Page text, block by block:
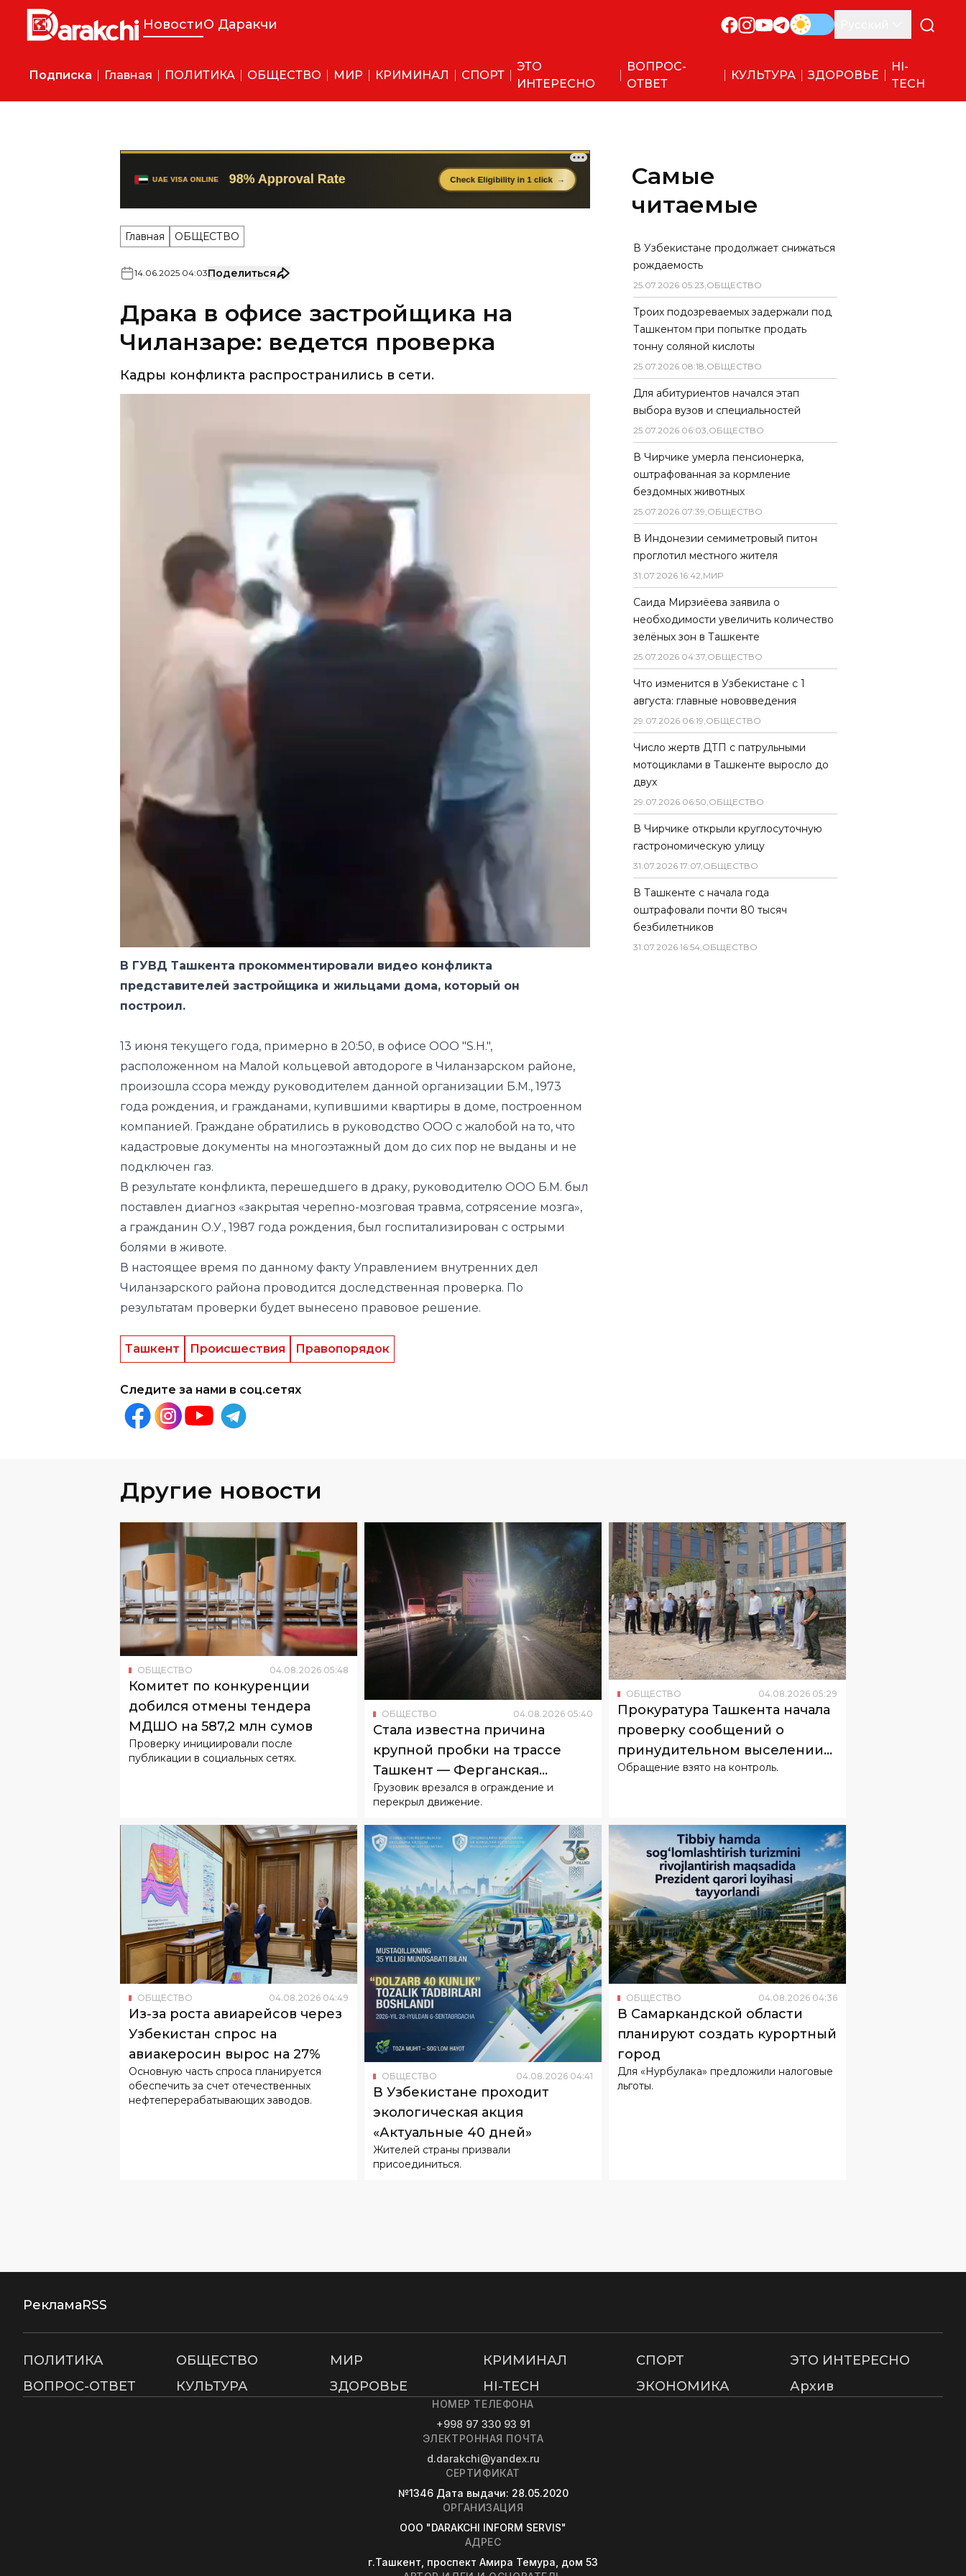
НовостиО Даракчи
Подписка Главная ПОЛИТИКА ОБЩЕСТВО МИР КРИМИНАЛ СПОРТ
ЭТО
ИНТЕРЕСНО
ВОПРОС-
ОТВЕТ
КУЛЬТУРА ЗДОРОВЬЕ
HI-
TECH
Главная ОБЩЕСТВО
Драка в офисе застройщика на
Чиланзаре: ведется проверка
Кадры конфликта распространились в сети.
В ГУВД Ташкента прокомментировали видео конфликта
представителей застройщика и жильцами дома, который он
построил.
13 июня текущего года, примерно в 20:50, в офисе ООО "S.H.",
расположенном на Малой кольцевой автодороге в Чиланзарском районе,
года рождения, и гражданами, купившими квартиры в доме, построенном
компанией. Граждане обратились в руководство ООО с жалобой на то, что
кадастровые документы на многоэтажный дом до сих пор не выданы и не
подключен газ.
В результате конфликта, перешедшего в драку, руководителю ООО Б.М. был
поставлен диагноз «закрытая черепно-мозговая травма, сотрясение мозга»,
а гражданин О.У., 1987 года рождения, был госпитализирован с острыми
болями в животе.
В настоящее время по данному факту Управлением внутренних дел
Чиланзарского района проводится доследственная проверка. По
результатам проверки будет вынесено правовое решение.
Ташкент Происшествия Правопорядок
Самые
читаемые
В Узбекистане продолжает снижаться
рождаемость
25.07.2026 05:23,ОБЩЕСТВО
Троих подозреваемых задержали под
Ташкентом при попытке продать
тонну соляной кислоты
25.07.2026 08:18,ОБЩЕСТВО
Для абитуриентов начался этап
выбора вузов и специальностей
25.07.2026 06:03,ОБЩЕСТВО
В Чирчике умерла пенсионерка,
оштрафованная за кормление
бездомных животных
25.07.2026 07:39,ОБЩЕСТВО
В Индонезии семиметровый питон
проглотил местного жителя
31.07.2026 16:42,МИР
Саида Мирзиёева заявила о
необходимости увеличить количество
зелёных зон в Ташкенте
25.07.2026 04:37,ОБЩЕСТВО
Что изменится в Узбекистане с 1
августа: главные нововведения
29.07.2026 06:19,ОБЩЕСТВО
Число жертв ДТП с патрульными
мотоциклами в Ташкенте выросло до
двух
29.07.2026 06:50,ОБЩЕСТВО
В Чирчике открыли круглосуточную
гастрономическую улицу
31.07.2026 17:07,ОБЩЕСТВО
В Ташкенте с начала года
оштрафовали почти 80 тысяч
безбилетников
31.07.2026 16:54,ОБЩЕСТВО
Другие новости
ОБЩЕСТВО 04 .08.2026 05:48
Комитет по конкуренции
добился отмены тендера
МДШО на 587,2 млн сумов
Проверку инициировали после
публикации в социальных сетях.
ОБЩЕСТВО 04 .08.2026 05: 40
Стала известна причина
крупной пробки на трассе
Ташкент — Ферганская
долина
Грузовик врезался в ограждение и
перекрыл движение.
ОБЩЕСТВО 04.08.2026 05:29
Прокуратура Ташкента начала
проверку сообщений о
принудительном выселении
жителей
Обращение взято на контроль.
ОБЩЕСТВО 04.08.2026 04:49
Из-за роста авиарейсов через
Узбекистан спрос на
авиакеросин вырос на 27%
Основную часть спроса планируется
обеспечить за счет отечественных
нефтеперерабатывающих заводов.
ОБЩЕСТВО 04.08.2026 04:
В Узбекистане проходит
экологическая акция
«Актуальные 40 дней»
Жителей страны призвали
ОБЩЕСТВО 04.08.2026 04:36
В Самаркандской области
планируют создать курортный
город
Для «Нурбулака» предложили налоговые
РекламаRSS
ПОЛИТИКА ОБЩЕСТВО МИР КРИМИНАЛ СПОРТ
ЭТО ИНТЕРЕСНО
ВОПРОС-ОТВЕТ
КУЛЬТУРА ЗДОРОВЬЕ HI-TECH ЭКОНОМИКА Архив
НОМЕР ТЕЛЕФОНА
+998 97 330 93 91
ЭЛЕКТРОННАЯ ПОЧТА
d.darakchi@yandex.ru
СЕРТИФИКАТ
№1346 Дата выдачи: 28.05.2020
ОРГАНИЗАЦИЯ
OOO "DARAKCHI INFORM SERVIS"
АДРЕС
г.Ташкент, проспект Амира Темура, дом 53